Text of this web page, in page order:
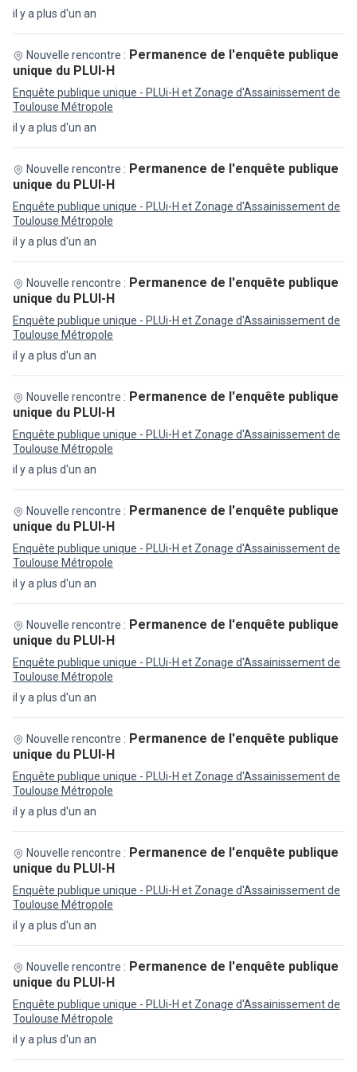
il y a plus d'un an
il y a plus d'un an
Nouvelle rencontre : Permanence de l'enquête publique
unique du PLUI-H
Enquête publique unique - PLUi-H et Zonage d'Assainissement de
Toulouse Métropole
il y a plus d'un an
Nouvelle rencontre : Permanence de l'enquête publique
unique du PLUI-H
Enquête publique unique - PLUi-H et Zonage d'Assainissement de
Toulouse Métropole
il y a plus d'un an
Nouvelle rencontre : Permanence de l'enquête publique
unique du PLUI-H
Enquête publique unique - PLUi-H et Zonage d'Assainissement de
Toulouse Métropole
il y a plus d'un an
Nouvelle rencontre : Permanence de l'enquête publique
unique du PLUI-H
Enquête publique unique - PLUi-H et Zonage d'Assainissement de
Toulouse Métropole
il y a plus d'un an
Nouvelle rencontre : Permanence de l'enquête publique
unique du PLUI-H
Enquête publique unique - PLUi-H et Zonage d'Assainissement de
Toulouse Métropole
il y a plus d'un an
Nouvelle rencontre : Permanence de l'enquête publique
unique du PLUI-H
Enquête publique unique - PLUi-H et Zonage d'Assainissement de
Toulouse Métropole
il y a plus d'un an
Nouvelle rencontre : Permanence de l'enquête publique
unique du PLUI-H
Enquête publique unique - PLUi-H et Zonage d'Assainissement de
Toulouse Métropole
il y a plus d'un an
Nouvelle rencontre : Permanence de l'enquête publique
unique du PLUI-H
Enquête publique unique - PLUi-H et Zonage d'Assainissement de
Toulouse Métropole
il y a plus d'un an
Nouvelle rencontre : Permanence de l'enquête publique
unique du PLUI-H
Enquête publique unique - PLUi-H et Zonage d'Assainissement de
Toulouse Métropole